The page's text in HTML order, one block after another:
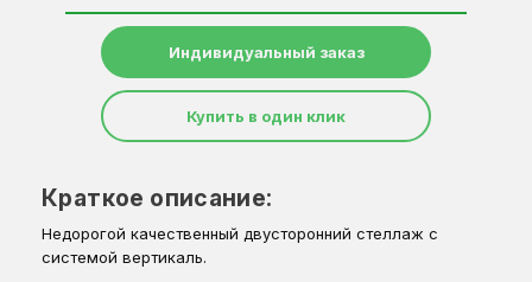
Индивидуальный заказ
Купить в один клик
Краткое описание:
Недорогой качественный двусторонний стеллаж с
системой вертикаль.